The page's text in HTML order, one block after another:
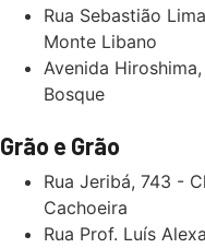
Rua Sebastião
Monte Libano
Avenida
Bosque
Grão e Grão
Rua Jeribá, 743 -
Cachoeira
Rua Prof. Luís